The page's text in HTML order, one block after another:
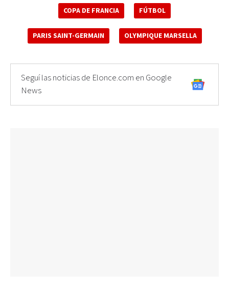
COPA DE FRANCIA FÚTBOL
PARIS SAINT-GERMAIN OLYMPIQUE MARSELLA
Seguí las noticias de Elonce.com en Google
News